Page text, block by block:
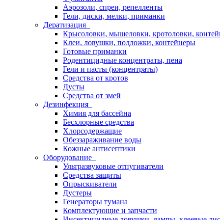
Аэрозоли, спреи, репелленты
Гели, диски, мелки, приманки
Дератизация
Крысоловки, мышеловки, кротоловки,
Клеи, ловушки, подложки, контейнеры
Готовые приманки
Родентицидные концентраты, пена
Гели и пасты (концентраты)
Средства от кротов
Дусты
Средства от змей
Дезинфекция
Химия для бассейна
Бесхлорные средства
Хлорсодержащие
Обеззараживание воды
Кожные антисептики
Оборудование
Ультразвуковые отпугиватели
Средства защиты
Опрыскиватели
Дустеры
Генераторы тумана
Комплектующие и запчасти